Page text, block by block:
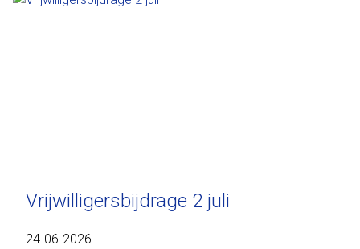
Vrijwilligersbijdrage 2 juli
24-06-2026